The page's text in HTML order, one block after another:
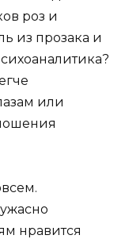
роз и
из прозака и
или
нравится